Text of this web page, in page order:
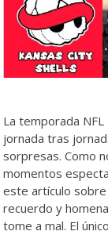
La temporada NFL
jornada tras
sorpresas. Como
momentos
este artículo
recuerdo y
tome a mal. El